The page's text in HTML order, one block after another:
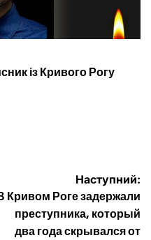
із Кривого Рогу
Наступний:
Кривом Роге задержали
преступника, который
два года скрывался от